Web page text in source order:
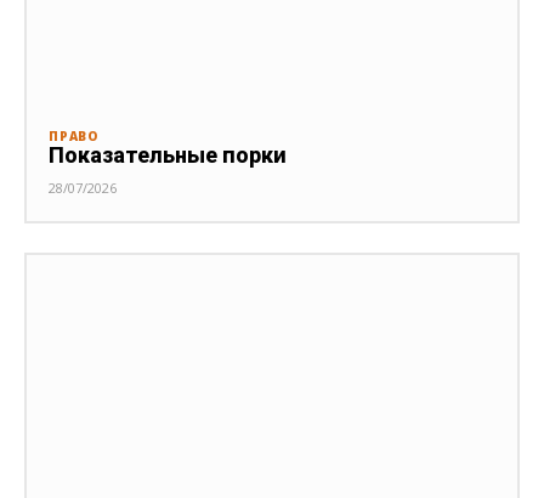
ПРАВО
Показательные порки
28/07/2026